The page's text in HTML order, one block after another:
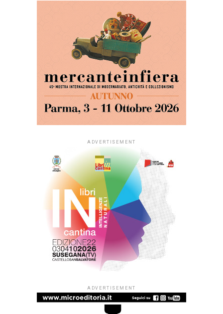
ADVERTISEMENT
ADVERTISEMENT